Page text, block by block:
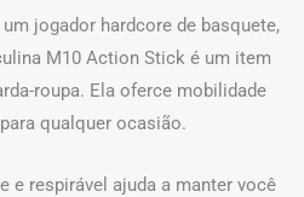
jogador hardcore de basquete,
M10 Action Stick é um item
roupa. Ela oferce mobilidade
qualquer ocasião.
e respirável ajuda a manter você